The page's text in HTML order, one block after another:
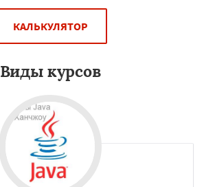
КАЛЬКУЛЯТОР
Виды курсов